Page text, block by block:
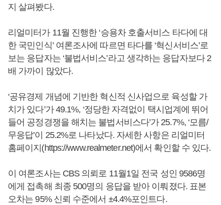
지 살펴봤다.
리얼미터가 11월 진행한 ‘승용차 호출서비스 타다에 대
한 국민인식’ 여론조사에 따르면 타다를 ‘혁신서비스’로
보는 응답자는 ‘불법서비스’라고 생각하는 응답자보다 2
배 가까이 많았다.
‘공유경제 개념에 기반한 혁신적 신사업으로 육성할 가
치가 있다’가 49.1%, ‘정당한 자격없이 택시업계에 뛰어
들어 공정경쟁을 해치는 불법서비스다’가 25.7%, ‘모름/
무응답’이 25.2%로 나타났다. 자세한 사항은 리얼미터
홈페이지(https://www.realmeter.net)에서 확인할 수 있다.
이 여론조사는 CBS 의뢰로 11월1일 전국 성인 9586명
에게 접촉해 최종 500명의 응답을 받아 이뤄졌다. 표본
오차는 95% 신뢰 수준에서 ±4.4%포인트다.